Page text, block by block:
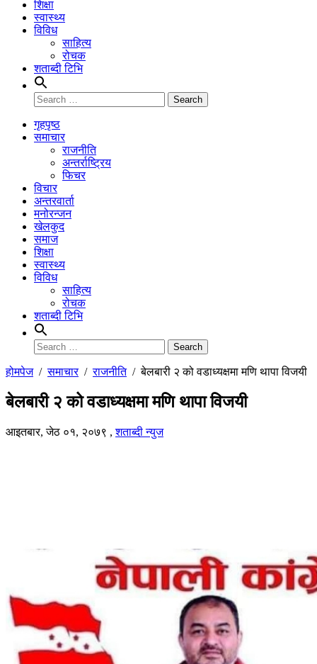
शिक्षा
स्वास्थ्य
विविध
साहित्य
रोचक
शताब्दी टिभि
Search
for:
गृहपृष्ठ
समाचार
राजनीति
अन्तर्राष्ट्रिय
फिचर
विचार
अन्तरवार्ता
मनोरन्जन
खेलकुद
समाज
शिक्षा
स्वास्थ्य
विविध
साहित्य
रोचक
शताब्दी टिभि
Search
for:
होमपेज/समाचार/राजनीति/बेलबारी २ को वडाध्यक्षमा मणि थापा विजयी
बेलबारी २ को वडाध्यक्षमा मणि थापा विजयी
आइतबार, जेठ ०१, २०७९ ,शताब्दी न्युज